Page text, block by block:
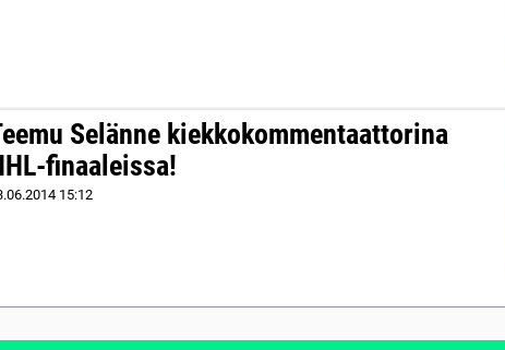
Selänne kiekkokommentaattorina
finaaleissa!
15:12